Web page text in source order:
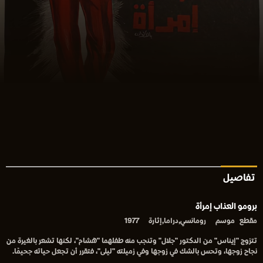
تفاصيل
برومو العذاب إمرأة
مقطع موسم رومانسي,دراما,إثارة 1977
تتزوج "إيناس" من الدكتور "جلال" وتنجب منه طفلهما "هشام"، لكنها تشعر بالغيرة من
نجاح زوجها، وتحس بالشك في زوجها وفي زميلته "ليلى"، فتقرر أن تجعل حياته جحيمًا.